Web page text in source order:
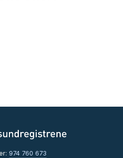
974 760 673